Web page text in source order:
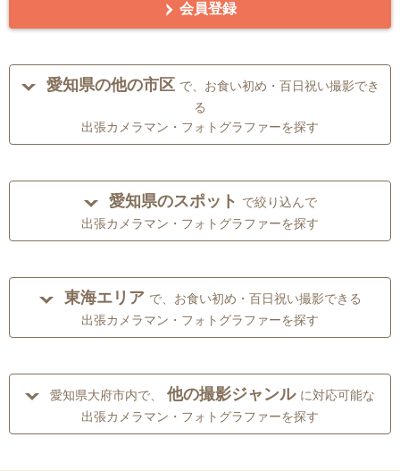
会員登録
愛知県の他の市区 で、お食い初め・百日祝い撮影でき
る
出張カメラマン・フォトグラファーを探す
愛知県のスポット で絞り込んで
出張カメラマン・フォトグラファーを探す
東海エリア で、お食い初め・百日祝い撮影できる
出張カメラマン・フォトグラファーを探す
愛知県大府市内で、 他の撮影ジャンル に対応可能な
出張カメラマン・フォトグラファーを探す